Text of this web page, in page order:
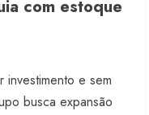
com estoque
e sem
busca expansão